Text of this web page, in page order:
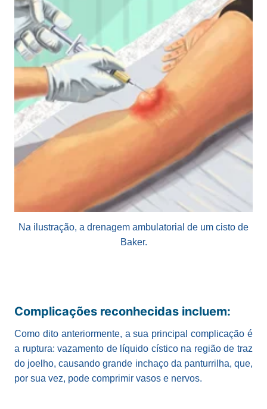
Na ilustração, a drenagem ambulatorial de um cisto de
Baker.
Complicações reconhecidas incluem:
Como dito anteriormente, a sua principal complicação é
a ruptura: vazamento de líquido cístico na região de traz
do joelho, causando grande inchaço da panturrilha, que,
por sua vez, pode comprimir vasos e nervos.